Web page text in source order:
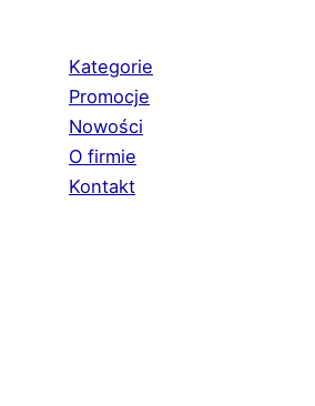
Kategorie
Promocje
Nowości
O firmie
Kontakt